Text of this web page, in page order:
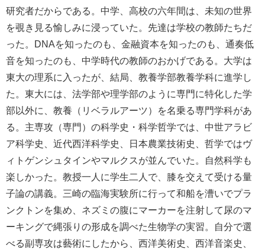
研究者だからである。中学、高校の六年間は、未知の世界
を覗き見る愉しみに浸っていた。先達は学校の教師たちだ
った。DNAを知ったのも、金融資本を知ったのも、通奏低
音を知ったのも、中学時代の教師のおかげである。大学は
東大の理系に入ったが、結局、教養学部教養学科に進学し
た。東大には、法学部や理学部のように専門に特化した学
部以外に、教養（リベラルアーツ）を名乗る専門学科があ
る。主専攻（専門）の科学史・科学哲学では、中世アラビ
ア科学史、近代西洋科学史、日本農業技術史、哲学ではヴ
ィトゲンシュタインやマルクスが並んでいた。自然科学も
楽しかった。教授一人に学生二人で、膝を交えて受ける量
子論の講義。三崎の臨海実験所に行って和船を漕いでプラ
ンクトンを集め、ネズミの腹にマーカーを注射して尿のマ
ーキングで縄張りの形成を調べた生物学の実習。自分で選
べる副専攻は藝術にしたから、西洋美術史、西洋音楽史、